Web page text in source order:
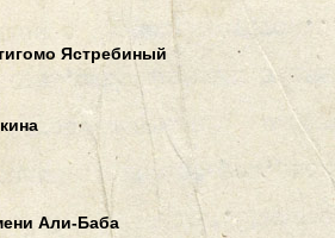
Ястребиный
Али-Баба